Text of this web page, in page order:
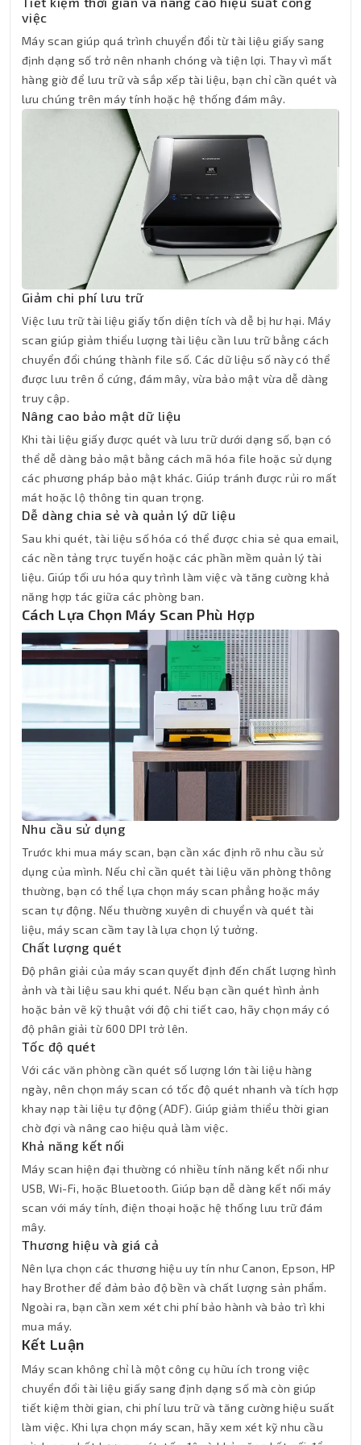
việc
Máy scan giúp quá trình chuyển đổi từ tài liệu giấy sang
định dạng số trở nên nhanh chóng và tiện lợi. Thay vì mất
hàng giờ để lưu trữ và sắp xếp tài liệu, bạn chỉ cần quét và
lưu chúng trên máy tính hoặc hệ thống đám mây.
Giảm chi phí lưu trữ
Việc lưu trữ tài liệu giấy tốn diện tích và dễ bị hư hại. Máy
scan giúp giảm thiểu lượng tài liệu cần lưu trữ bằng cách
chuyển đổi chúng thành file số. Các dữ liệu số này có thể
được lưu trên ổ cứng, đám mây, vừa bảo mật vừa dễ dàng
truy cập.
Nâng cao bảo mật dữ liệu
Khi tài liệu giấy được quét và lưu trữ dưới dạng số, bạn có
thể dễ dàng bảo mật bằng cách mã hóa file hoặc sử dụng
các phương pháp bảo mật khác. Giúp tránh được rủi ro mất
mát hoặc lộ thông tin quan trọng.
Dễ dàng chia sẻ và quản lý dữ liệu
Sau khi quét, tài liệu số hóa có thể được chia sẻ qua email,
các nền tảng trực tuyến hoặc các phần mềm quản lý tài
liệu. Giúp tối ưu hóa quy trình làm việc và tăng cường khả
năng hợp tác giữa các phòng ban.
Cách Lựa Chọn Máy Scan Phù Hợp
Nhu cầu sử dụng
Trước khi mua máy scan, bạn cần xác định rõ nhu cầu sử
dụng của mình. Nếu chỉ cần quét tài liệu văn phòng thông
thường, bạn có thể lựa chọn máy scan phẳng hoặc máy
scan tự động. Nếu thường xuyên di chuyển và quét tài
liệu, máy scan cầm tay là lựa chọn lý tưởng.
Chất lượng quét
Độ phân giải của máy scan quyết định đến chất lượng hình
ảnh và tài liệu sau khi quét. Nếu bạn cần quét hình ảnh
hoặc bản vẽ kỹ thuật với độ chi tiết cao, hãy chọn máy có
độ phân giải từ 600 DPI trở lên.
Tốc độ quét
Với các văn phòng cần quét số lượng lớn tài liệu hàng
ngày, nên chọn máy scan có tốc độ quét nhanh và tích hợp
khay nạp tài liệu tự động (ADF). Giúp giảm thiểu thời gian
chờ đợi và nâng cao hiệu quả làm việc.
Khả năng kết nối
Máy scan hiện đại thường có nhiều tính năng kết nối như
USB, Wi-Fi, hoặc Bluetooth. Giúp bạn dễ dàng kết nối máy
scan với máy tính, điện thoại hoặc hệ thống lưu trữ đám
mây.
Thương hiệu và giá cả
Nên lựa chọn các thương hiệu uy tín như Canon, Epson, HP
hay Brother để đảm bảo độ bền và chất lượng sản phẩm.
Ngoài ra, bạn cần xem xét chi phí bảo hành và bảo trì khi
mua máy.
Kết Luận
Máy scan không chỉ là một công cụ hữu ích trong việc
chuyển đổi tài liệu giấy sang định dạng số mà còn giúp
tiết kiệm thời gian, chi phí lưu trữ và tăng cường hiệu suất
làm việc. Khi lựa chọn máy scan, hãy xem xét kỹ nhu cầu